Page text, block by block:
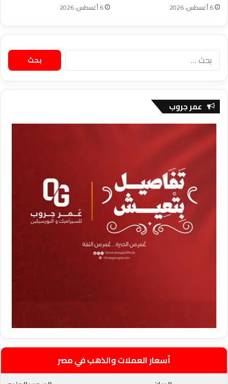
6 أغسطس، 2026 6 أغسطس، 2026
البحث
عن:
عمر جروب
أسعار العملات والذهب في مصر